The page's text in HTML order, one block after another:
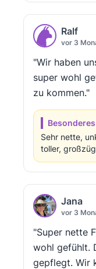
Ralf
vor 3
"Wir haben
super wohl
zu kommen."
Sehr nette,
toller,
Jana
vor 3
"Super nette
wohl gefühlt.
gepflegt. Wir